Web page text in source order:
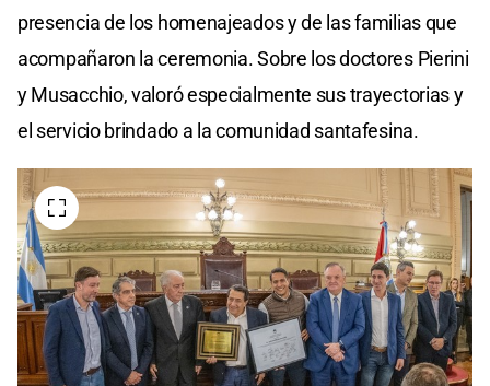
presencia de los homenajeados y de las familias que
acompañaron la ceremonia. Sobre los doctores Pierini
y Musacchio, valoró especialmente sus trayectorias y
el servicio brindado a la comunidad santafesina.